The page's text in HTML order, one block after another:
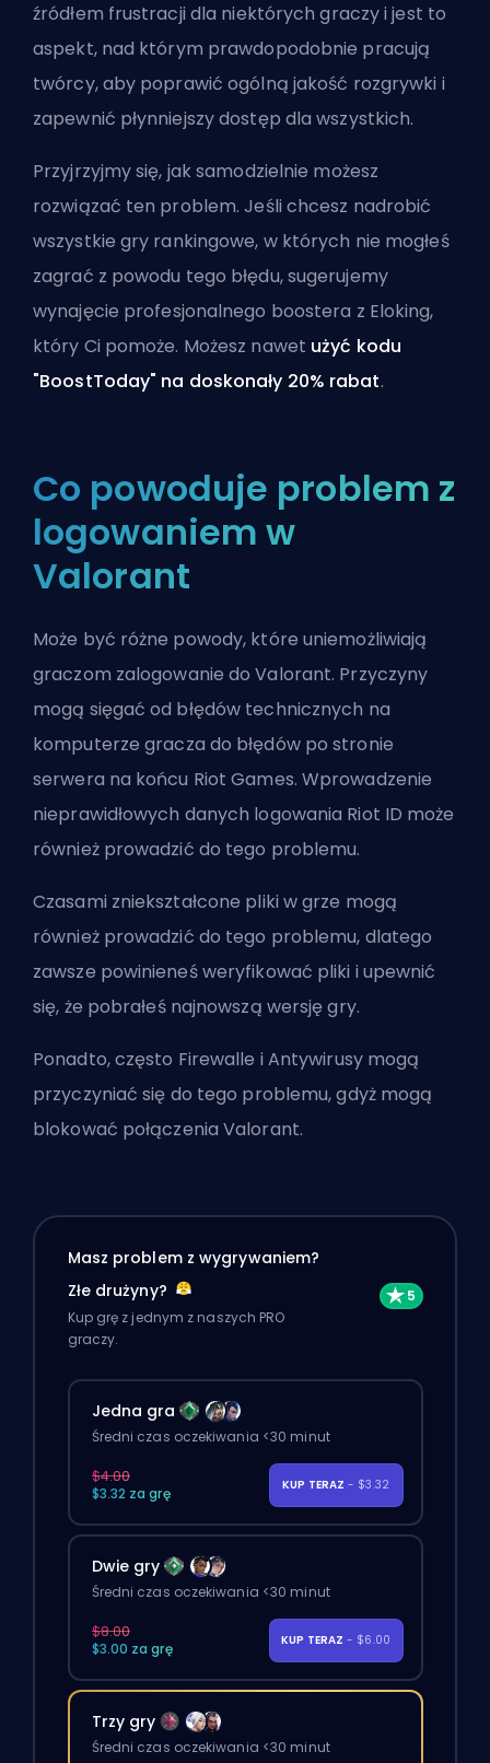
źródłem frustracji dla niektórych graczy i jest to
aspekt, nad którym prawdopodobnie pracują
twórcy, aby poprawić ogólną jakość rozgrywki i
zapewnić płynniejszy dostęp dla wszystkich.
Przyjrzyjmy się, jak samodzielnie możesz
rozwiązać ten problem. Jeśli chcesz nadrobić
wszystkie gry rankingowe, w których nie mogłeś
zagrać z powodu tego błędu, sugerujemy
wynajęcie profesjonalnego boostera z Eloking,
który Ci pomoże. Możesz nawet użyć kodu
"BoostToday" na doskonały 20% rabat.
Co powoduje problem z
logowaniem w
Valorant
Może być różne powody, które uniemożliwiają
graczom zalogowanie do Valorant. Przyczyny
mogą sięgać od błędów technicznych na
komputerze gracza do błędów po stronie
serwera na końcu Riot Games. Wprowadzenie
nieprawidłowych danych logowania Riot ID może
również prowadzić do tego problemu.
Czasami zniekształcone pliki w grze mogą
również prowadzić do tego problemu, dlatego
zawsze powinieneś weryfikować pliki i upewnić
się, że pobrałeś najnowszą wersję gry.
Ponadto, często Firewalle i Antywirusy mogą
przyczyniać się do tego problemu, gdyż mogą
blokować połączenia Valorant.
Masz problem z wygrywaniem?
Złe drużyny?
Kup grę z jednym z naszych PRO
graczy.
Jedna gra
Średni czas oczekiwania <30 minut
$4.00
$3.32 za grę
KUP TERAZ - $3.32
Dwie gry
Średni czas oczekiwania <30 minut
$8.00
$3.00 za grę
KUP TERAZ - $6.00
Trzy gry
Średni czas oczekiwania <30 minut